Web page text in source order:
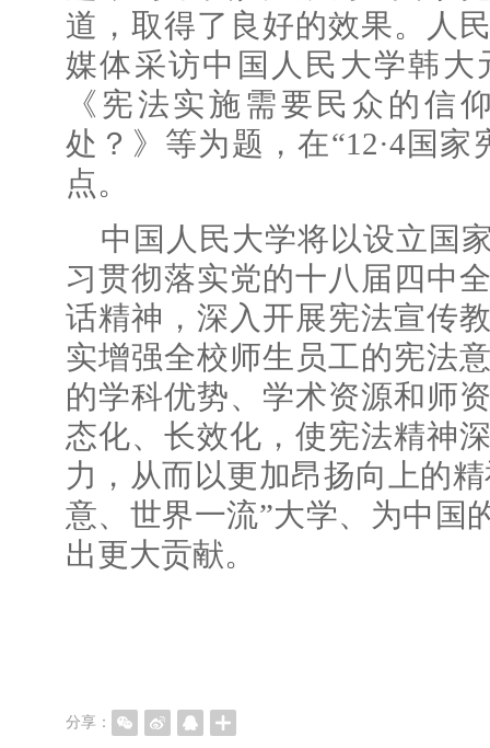
道，取得了良好的效果。人
媒体采访中国人民大学韩
《宪法实施需要民众的信
处？》等为题，在“12·4国
点。
中国人民大学将以设立国
习贯彻落实党的十八届四中
话精神，深入开展宪法宣传
实增强全校师生员工的宪法
的学科优势、学术资源和师
态化、长效化，使宪法精神
力，从而以更加昂扬向上的
意、世界一流”大学、为中国
出更大贡献。
分享：